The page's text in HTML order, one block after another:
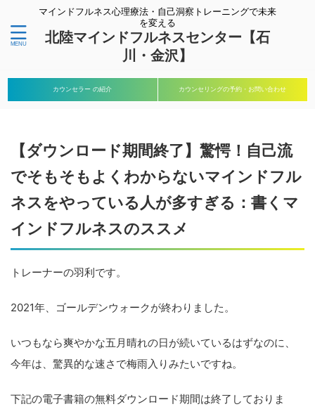
マインドフルネス心理療法・自己洞察トレーニングで未来
を変える
北陸マインドフルネスセンター【石
川・金沢】
カウンセラー の紹介 カウンセリングの予約・お問い合わせ
【ダウンロード期間終了】驚愕！自己流
でそもそもよくわからないマインドフル
ネスをやっている人が多すぎる：書くマ
インドフルネスのススメ
トレーナーの羽利です。
2021年、ゴールデンウォークが終わりました。
いつもなら爽やかな五月晴れの日が続いているはずなのに、
今年は、驚異的な速さで梅雨入りみたいですね。
下記の電子書籍の無料ダウンロード期間は終了しておりま